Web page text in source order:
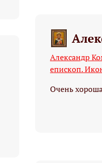
Александр
епископ.
Очень